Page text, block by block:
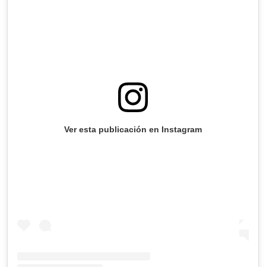
Ver esta publicación en Instagram